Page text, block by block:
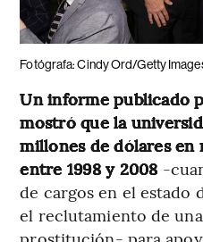
Fotógrafa: Cindy Ord/Getty
Un informe publicado
mostró que la
millones de dólares en
entre 1998 y 2008 -
de cargos en el estado
el reclutamiento de